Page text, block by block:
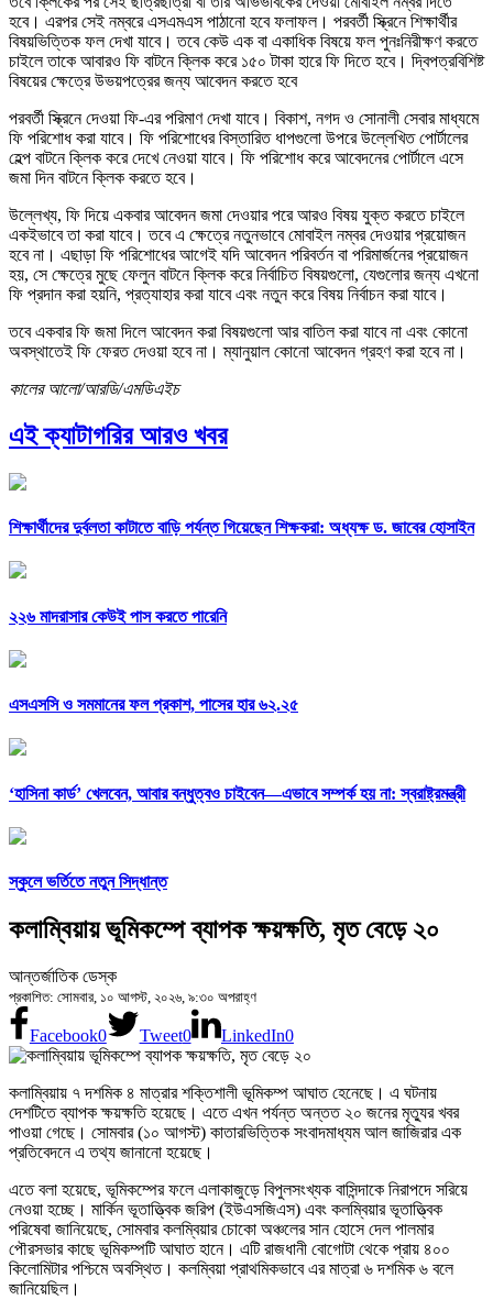
হবে। এরপর সেই নম্বরে এসএমএস পাঠানো হবে ফলাফল। পরবর্তী স্ক্রিনে শিক্ষার্থীর
বিষয়ভিত্তিক ফল দেখা যাবে। তবে কেউ এক বা একাধিক বিষয়ে ফল পুনঃনিরীক্ষণ করতে
চাইলে তাকে আবারও ফি বাটনে ক্লিক করে ১৫০ টাকা হারে ফি দিতে হবে। দ্বিপত্রবিশিষ্ট
বিষয়ের ক্ষেত্রে উভয়পত্রের জন্য আবেদন করতে হবে
পরবর্তী স্ক্রিনে দেওয়া ফি-এর পরিমাণ দেখা যাবে। বিকাশ, নগদ ও সোনালী সেবার মাধ্যমে
ফি পরিশোধ করা যাবে। ফি পরিশোধের বিস্তারিত ধাপগুলো উপরে উল্লেখিত পোর্টালের
হেল্প বাটনে ক্লিক করে দেখে নেওয়া যাবে। ফি পরিশোধ করে আবেদনের পোর্টালে এসে
জমা দিন বাটনে ক্লিক করতে হবে।
উল্লেখ্য, ফি দিয়ে একবার আবেদন জমা দেওয়ার পরে আরও বিষয় যুক্ত করতে চাইলে
একইভাবে তা করা যাবে। তবে এ ক্ষেত্রে নতুনভাবে মোবাইল নম্বর দেওয়ার প্রয়োজন
হবে না। এছাড়া ফি পরিশোধের আগেই যদি আবেদন পরিবর্তন বা পরিমার্জনের প্রয়োজন
হয়, সে ক্ষেত্রে মুছে ফেলুন বাটনে ক্লিক করে নির্বাচিত বিষয়গুলো, যেগুলোর জন্য এখনো
ফি প্রদান করা হয়নি, প্রত্যাহার করা যাবে এবং নতুন করে বিষয় নির্বাচন করা যাবে।
তবে একবার ফি জমা দিলে আবেদন করা বিষয়গুলো আর বাতিল করা যাবে না এবং কোনো
অবস্থাতেই ফি ফেরত দেওয়া হবে না। ম্যানুয়াল কোনো আবেদন গ্রহণ করা হবে না।
কালের আলো/আরডি/এমডিএইচ
এই ক্যাটাগরির আরও খবর
শিক্ষার্থীদের দুর্বলতা কাটাতে বাড়ি পর্যন্ত গিয়েছেন শিক্ষকরা: অধ্যক্ষ ড. জাবের হোসাইন
২২৬ মাদরাসার কেউই পাস করতে পারেনি
এসএসসি ও সমমানের ফল প্রকাশ, পাসের হার ৬২.২৫
‘হাসিনা কার্ড’ খেলবেন, আবার বন্ধুত্বও চাইবেন—এভাবে সম্পর্ক হয় না: স্বরাষ্ট্রমন্ত্রী
স্কুলে ভর্তিতে নতুন সিদ্ধান্ত
কলাম্বিয়ায় ভূমিকম্পে ব্যাপক ক্ষয়ক্ষতি, মৃত বেড়ে ২০
আন্তর্জাতিক ডেস্ক
প্রকাশিত: সোমবার, ১০ আগস্ট, ২০২৬, ৯:৩০ অপরাহ্ণ
Facebook0 Tweet0 LinkedIn0
কলাম্বিয়ায় ৭ দশমিক ৪ মাত্রার শক্তিশালী ভূমিকম্প আঘাত হেনেছে। এ ঘটনায়
দেশটিতে ব্যাপক ক্ষয়ক্ষতি হয়েছে। এতে এখন পর্যন্ত অন্তত ২০ জনের মৃত্যুর খবর
পাওয়া গেছে। সোমবার (১০ আগস্ট) কাতারভিত্তিক সংবাদমাধ্যম আল জাজিরার এক
প্রতিবেদনে এ তথ্য জানানো হয়েছে।
এতে বলা হয়েছে, ভূমিকম্পের ফলে এলাকাজুড়ে বিপুলসংখ্যক বাসিন্দাকে নিরাপদে সরিয়ে
নেওয়া হচ্ছে। মার্কিন ভূতাত্ত্বিক জরিপ (ইউএসজিএস) এবং কলম্বিয়ার ভূতাত্ত্বিক
পরিষেবা জানিয়েছে, সোমবার কলম্বিয়ার চোকো অঞ্চলের সান হোসে দেল পালমার
পৌরসভার কাছে ভূমিকম্পটি আঘাত হানে। এটি রাজধানী বোগোটা থেকে প্রায় ৪০০
কিলোমিটার পশ্চিমে অবস্থিত। কলম্বিয়া প্রাথমিকভাবে এর মাত্রা ৬ দশমিক ৬ বলে
জানিয়েছিল।